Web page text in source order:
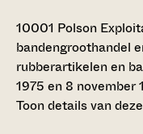
10001 Polson
bandengroothandel
rubberartikelen en
1975 en 8 november
Toon details van